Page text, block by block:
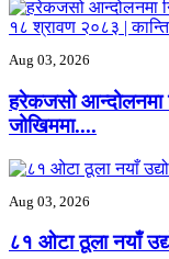
Aug 03, 2026
हरेकजसो आन्दोलनमा
जोखिममा....
Aug 03, 2026
८१ ओटा ठूला नयाँ